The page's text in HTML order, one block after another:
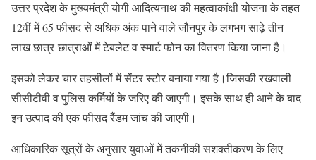
उत्तर प्रदेश के मुख्यमंत्री योगी आदित्यनाथ की महत्वाकांक्षी योजना के तहत
12वीं में 65 फीसद से अधिक अंक पाने वाले जौनपुर के लगभग साढ़े तीन
लाख छात्र-छात्राओं में टेबलेट व स्मार्ट फोन का वितरण किया जाना है।
इसको लेकर चार तहसीलों में सेंटर स्टोर बनाया गया है।जिसकी रखवाली
सीसीटीवी व पुलिस कर्मियों के जरिए की जाएगी। इसके साथ ही आने के बाद
इन उत्पाद की एक फीसद रैंडम जांच की जाएगी।
आधिकारिक सूत्रों के अनुसार युवाओं में तकनीकी सशक्तीकरण के लिए